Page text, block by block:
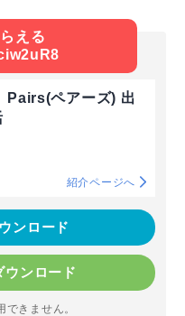
える
Pairs(ペアーズ) 出
紹介ページへ
ンロード
ンロード
きません。